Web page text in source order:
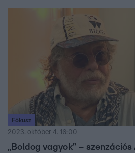
forgathatott a kulisszák mögött
vált, a közönség pedig
Fókusz
2023. október 4. 16:00
„Boldog vagyok” –